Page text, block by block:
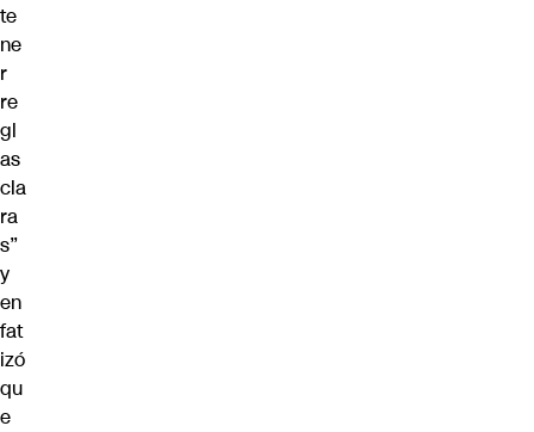
te
ne
r
re
gl
as
cla
ra
s”
y
en
fat
izó
qu
e